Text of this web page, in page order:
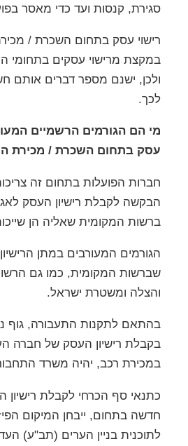
סגירת, קנסות ועד כדי מאסר
רישוי עסק בתחום השכרת /
במקצת מרישוי עסקים בתחומי
ולכן, ישנם מספר דברים אותם
לכך.
מי הם הגורמים הרשמיים
עסק בתחום השכרת / מכירת
חברות הפועלות בתחום זה
הבקשה לקבלת רישיון העסק
ברשות המקומית שאליה הן
הגורמים המעורבים במתן
שברשות המקומית, כמו גם
והצלה ומשטרת ישראל.
בהתאם לתקנות התעבורה, גוף
בקבלת רישיון העסק של חברה
במכירת רכב, יהיה משרד
כתנאי סף הכרחי לקבלת
חדשה בתחום, ייבחן המיקום
לתוכנית בניין הערים (תב"ע)